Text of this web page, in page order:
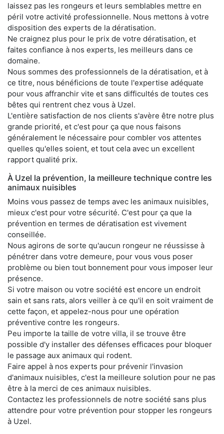
laissez pas les rongeurs et leurs semblables mettre en
péril votre activité professionnelle. Nous mettons à votre
disposition des experts de la dératisation.
Ne craignez plus pour le prix de votre dératisation, et
faites confiance à nos experts, les meilleurs dans ce
domaine.
Nous sommes des professionnels de la dératisation, et à
ce titre, nous bénéficions de toute l'expertise adéquate
pour vous affranchir vite et sans difficultés de toutes ces
bêtes qui rentrent chez vous à Uzel.
L'entière satisfaction de nos clients s'avère être notre plus
grande priorité, et c'est pour ça que nous faisons
généralement le nécessaire pour combler vos attentes
quelles qu'elles soient, et tout cela avec un excellent
rapport qualité prix.
À Uzel la prévention, la meilleure technique contre les
animaux nuisibles
Moins vous passez de temps avec les animaux nuisibles,
mieux c'est pour votre sécurité. C'est pour ça que la
prévention en termes de dératisation est vivement
conseillée.
Nous agirons de sorte qu'aucun rongeur ne réussisse à
pénétrer dans votre demeure, pour vous vous poser
problème ou bien tout bonnement pour vous imposer leur
présence.
Si votre maison ou votre société est encore un endroit
sain et sans rats, alors veiller à ce qu'il en soit vraiment de
cette façon, et appelez-nous pour une opération
préventive contre les rongeurs.
Peu importe la taille de votre villa, il se trouve être
possible d'y installer des défenses efficaces pour bloquer
le passage aux animaux qui rodent.
Faire appel à nos experts pour prévenir l'invasion
d'animaux nuisibles, c'est la meilleure solution pour ne pas
être à la merci de ces animaux nuisibles.
Contactez les professionnels de notre société sans plus
attendre pour votre prévention pour stopper les rongeurs
à Uzel.